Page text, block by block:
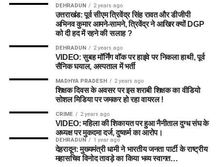
DEHRADUN 2 years ago
उत्तराखंड: पूर्व सीएम त्रिवेंद्र सिंह रावत और डीजीपी
अभिनव कुमार आमने-सामने, त्रिवेंद्र ने आखिर क्यों DGP
को दी हद में रहने की सलाह ?
DEHRADUN 2 years ago
VIDEO: सुबह मॉर्निंग वॉक पर हाइवे पर निकला हाथी, पूर्व
सैनिक घयाल, अस्पताल में भर्ती
MADHYA PRADESH 2 years ago
शिक्षक दिवस के अवसर पर इस शराबी शिक्षक का वीडियो
सोशल मिडिया पर जमकर हो रहा वायरल !
CRIME 2 years ago
VIDEO: महिला की शिकायत पर हुआ नैनीताल दुग्ध संघ के
अध्यक्ष पर मुकदमा दर्ज, दुष्कर्म का आरोप।
DEHRADUN 1 year ago
देहरादून: मुख्यमंत्री धामी ने भारतीय जनता पार्टी के राष्ट्रीय
महासचिव विनोद तावड़े का किया भव्य स्वागत…